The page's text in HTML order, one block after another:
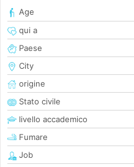
Age
qui a
Paese
City
origine
Stato civile
livello accademico
Fumare
Job